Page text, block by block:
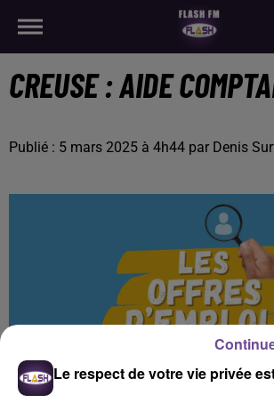
CREUSE : AIDE
Publié : 5 mars 2025 à 4h44 par Denis
Le respect de votre vie privée